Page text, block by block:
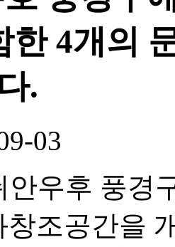
한 4개의
.
03
안우후 풍경
조공간을